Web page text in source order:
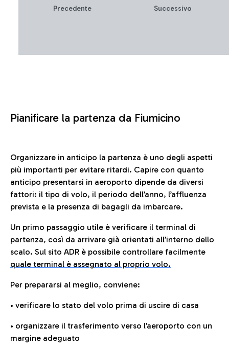
Precedente Successivo
Pianificare la partenza da Fiumicino
Organizzare in anticipo la partenza è uno degli aspetti
più importanti per evitare ritardi. Capire con quanto
anticipo presentarsi in aeroporto dipende da diversi
fattori: il tipo di volo, il periodo dell’anno, l’affluenza
prevista e la presenza di bagagli da imbarcare.
Un primo passaggio utile è verificare il terminal di
partenza, così da arrivare già orientati all’interno dello
scalo. Sul sito ADR è possibile controllare facilmente
quale terminal è assegnato al proprio volo.
Per prepararsi al meglio, conviene:
• verificare lo stato del volo prima di uscire di casa
• organizzare il trasferimento verso l’aeroporto con un
margine adeguato